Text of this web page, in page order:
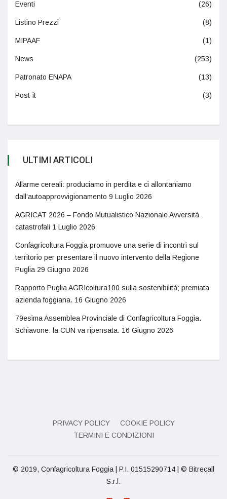
Eventi (26)
Listino Prezzi (8)
MIPAAF (1)
News (253)
Patronato ENAPA (13)
Post-it (3)
ULTIMI ARTICOLI
Allarme cereali: produciamo in perdita e ci allontaniamo
dall’autoapprovvigionamento 9 Luglio 2026
AGRICAT 2026 – Fondo Mutualistico Nazionale Avversità
catastrofali 1 Luglio 2026
Confagricoltura Foggia promuove una serie di incontri sul
territorio per presentare il nuovo intervento della Regione
Puglia 29 Giugno 2026
Rapporto Puglia AGRIcoltura100 sulla sostenibilità; premiata
azienda foggiana. 16 Giugno 2026
79esima Assemblea Provinciale di Confagricoltura Foggia.
Schiavone: la CUN va ripensata. 16 Giugno 2026
PRIVACY POLICY
COOKIE POLICY
TERMINI E CONDIZIONI
© 2019, Confagricoltura Foggia | P.I. 01515290714 | © Bitrecall
S.r.l.